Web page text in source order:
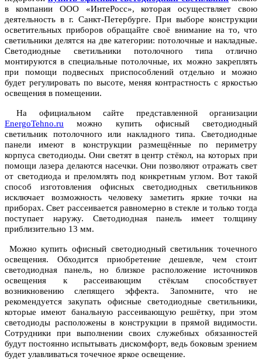
в компании ООО «ИнтеРосс», которая осуществляет свою
деятельность в г. Санкт-Петербурге. При выборе конструкции
осветительных приборов обращайте своё внимание на то, что
светильники делятся на две категории: потолочные и накладные.
Светодиодные светильники потолочного типа отлично
монтируются в специальные потолочные, их можно закреплять
при помощи подвесных приспособлений отдельно и можно
будет регулировать по высоте, меняя контрастность с яркостью
освещения в помещении.
На официальном сайте представленной организации
EnergoTehno.ru можно купить офисный светодиодный
светильник потолочного или накладного типа. Светодиодные
панели имеют в конструкции размещённые по периметру
корпуса светодиоды. Они светят в центр стёкол, на которых при
помощи лазера делаются насечки. Они позволяют отражать свет
от светодиода и преломлять под конкретным углом. Вот такой
способ изготовления офисных светодиодных светильников
исключает возможность человеку заметить яркие точки на
приборах. Свет рассеивается равномерно в стекле и только тогда
поступает наружу. Светодиодная панель имеет толщину
приблизительно 13 мм.
Можно купить офисный светодиодный светильник точечного
освещения. Обходится приобретение дешевле, чем стоит
светодиодная панель, но близкое расположение источников
освещения к рассеивающим стёклам способствует
возникновению слепящего эффекта. Запомните, что не
рекомендуется закупать офисные светодиодные светильники,
которые имеют банальную рассеивающую решётку, при этом
светодиоды расположены в конструкции в прямой видимости.
Сотрудники при выполнении своих служебных обязанностей
будут постоянно испытывать дискомфорт, ведь боковым зрением
будет улавливаться точечное яркое освещение.